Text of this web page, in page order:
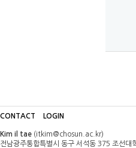
CONTACT LOGIN
Kim il tae (itkim@chosun.ac.kr)
전남광주통합특별시 동구 서석동 375 조선대